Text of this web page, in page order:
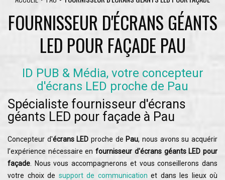
FOURNISSEUR D'ÉCRANS GÉANTS
LED POUR FAÇADE PAU
ID PUB & Média, votre concepteur
d'écrans LED proche de Pau
Spécialiste fournisseur d'écrans
géants LED pour façade à Pau
Concepteur d'écrans LED proche de Pau, nous avons su acquérir
l’expérience nécessaire enfournisseur d'écrans géants LED pour
façade . Nous vous accompagnerons et vous conseillerons dans
votre choix de support de communication et dans les lieux où